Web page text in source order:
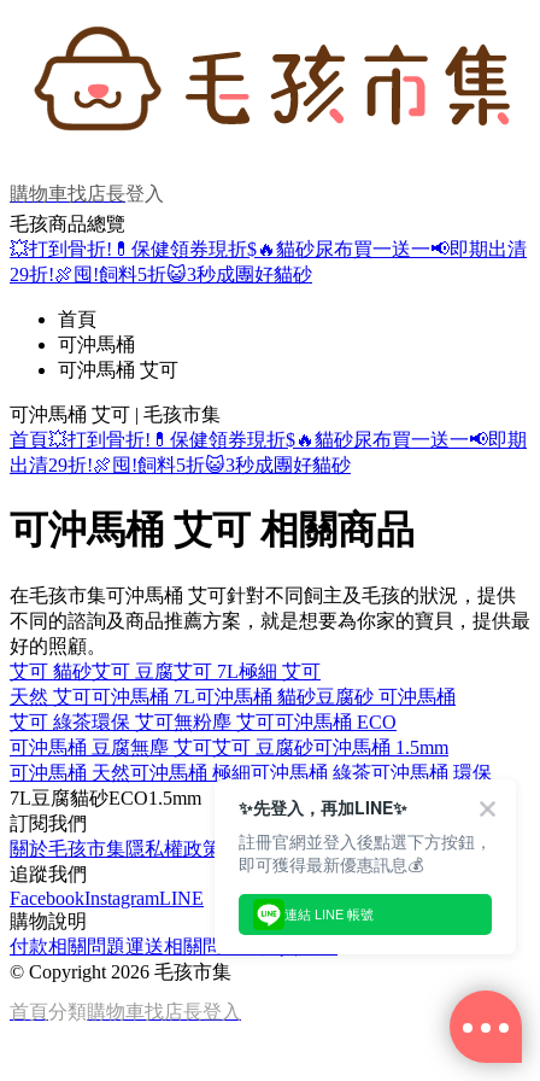
購物車找店長登入
毛孩商品總覽
💥打到骨折! 💊保健領券現折$🔥貓砂尿布買一送一📢即期出清
29折!🍖囤!飼料5折😺3秒成團好貓砂
首頁
可沖馬桶
可沖馬桶 艾可
可沖馬桶 艾可 | 毛孩市集
首頁💥打到骨折! 💊保健領券現折$🔥貓砂尿布買一送一📢即期
出清29折!🍖囤!飼料5折😺3秒成團好貓砂
可沖馬桶 艾可 相關商品
在毛孩市集可沖馬桶 艾可針對不同飼主及毛孩的狀況，提供
不同的諮詢及商品推薦方案，就是想要為你家的寶貝，提供最
好的照顧。
艾可 貓砂艾可 豆腐艾可 7L極細 艾可
天然 艾可可沖馬桶 7L可沖馬桶 貓砂豆腐砂 可沖馬桶
艾可 綠茶環保 艾可無粉塵 艾可可沖馬桶 ECO
可沖馬桶 豆腐無塵 艾可艾可 豆腐砂可沖馬桶 1.5mm
可沖馬桶 天然可沖馬桶 極細可沖馬桶 綠茶可沖馬桶 環保
7L豆腐貓砂ECO1.5mm
訂閱我們
關於毛孩市集隱私權政策
文章
追蹤我們
FacebookInstagramLINE
購物說明
付款相關問題運送相關問題
© Copyright 2026 毛孩市集
首頁分類購物車找店長登入
✨先登入，再加LINE✨
註冊官網並登入後點選下方按鈕，
即可獲得最新優惠訊息💰
連結 LINE 帳號